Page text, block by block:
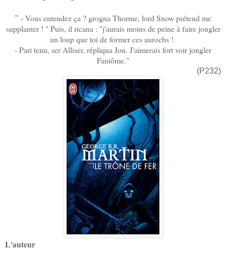
" - Vous entendez ça ? grogna Thorme, lord Snow prétend me
supplanter ! " Puis, il ricana : "j'aurais moins de peine à faire jongler
un loup que toi de former ces aurochs !
- Pari tenu, ser Alliser, répliqua Jon. J'aimerais fort voir jongler
Fantôme."
(P232)
L'auteur